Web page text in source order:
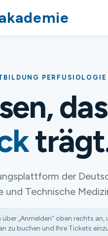
PERFUSIOLOGIE
das
der
und Technische
über „Anmelden" oben rechts an,
zu buchen und Ihre Tickets